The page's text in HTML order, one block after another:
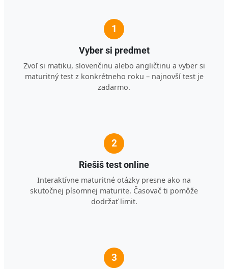
1
Vyber si predmet
Zvoľ si matiku, slovenčinu alebo angličtinu a vyber si
maturitný test z konkrétneho roku – najnovší test je
zadarmo.
2
Riešiš test online
Interaktívne maturitné otázky presne ako na
skutočnej písomnej maturite. Časovač ti pomôže
dodržať limit.
3